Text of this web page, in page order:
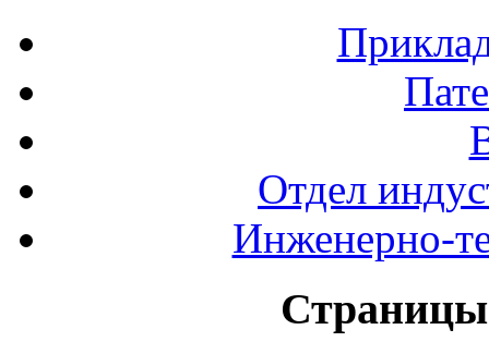
Отдел
Инженерно-
Страницы